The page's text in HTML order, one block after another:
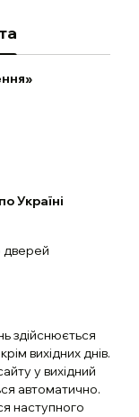
Україні
дверей
здійснюється
крім вихідних днів.
у вихідний
автоматично.
наступного